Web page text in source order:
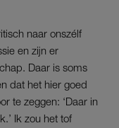
naar onszélf
en zijn er
Daar is soms
dat het hier goed
te zeggen: ‘Daar in
Ik zou het tof